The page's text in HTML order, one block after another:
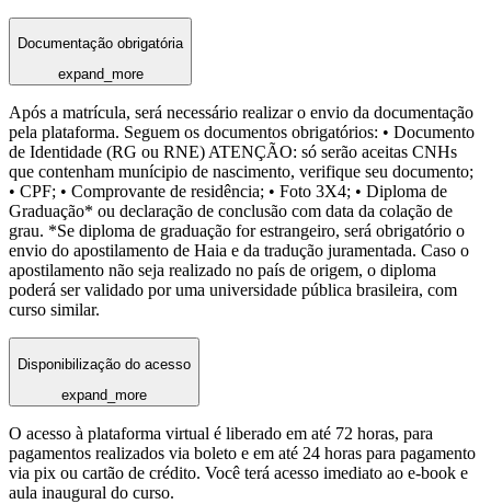
Documentação obrigatória
expand_more
Após a matrícula, será necessário realizar o envio da documentação
pela plataforma. Seguem os documentos obrigatórios: • Documento
de Identidade (RG ou RNE) ATENÇÃO: só serão aceitas CNHs
que contenham munícipio de nascimento, verifique seu documento;
• CPF; • Comprovante de residência; • Foto 3X4; • Diploma de
Graduação* ou declaração de conclusão com data da colação de
grau. *Se diploma de graduação for estrangeiro, será obrigatório o
envio do apostilamento de Haia e da tradução juramentada. Caso o
apostilamento não seja realizado no país de origem, o diploma
poderá ser validado por uma universidade pública brasileira, com
curso similar.
Disponibilização do acesso
expand_more
O acesso à plataforma virtual é liberado em até 72 horas, para
pagamentos realizados via boleto e em até 24 horas para pagamento
via pix ou cartão de crédito. Você terá acesso imediato ao e-book e
aula inaugural do curso.